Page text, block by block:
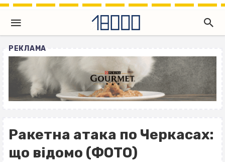
РЕКЛАМА
Ракетна атака по Черкасах:
що відомо (ФОТО)